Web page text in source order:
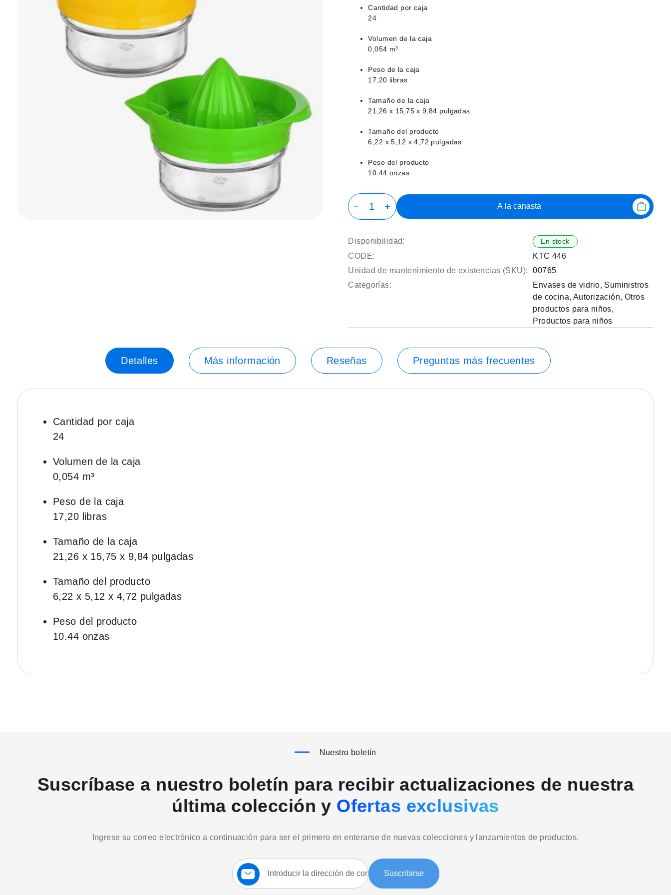
Cantidad por caja
24
Volumen de la caja
0,054 m³
Peso de la caja
17,20 libras
Tamaño de la caja
21,26 x 15,75 x 9,84 pulgadas
Tamaño del producto
6,22 x 5,12 x 4,72 pulgadas
Peso del producto
10.44 onzas
A la canasta
Disponibilidad: En stock
CODE:
KTC 446
Unidad de mantenimiento de existencias (SKU):
00765
Categorías:
Envases de vidrio, Suministros
de cocina,Autorización, Otros
productos para niños,
Productos para niños
Detalles Más información Reseñas Preguntas más frecuentes
Cantidad por caja
24
Volumen de la caja
0,054 m³
Peso de la caja
17,20 libras
Tamaño de la caja
21,26 x 15,75 x 9,84 pulgadas
Tamaño del producto
6,22 x 5,12 x 4,72 pulgadas
Peso del producto
10.44 onzas
Nuestro boletín
Suscríbase a nuestro boletín para recibir actualizaciones de nuestra
última colección y Ofertas exclusivas
Ingrese su correo electrónico a continuación para ser el primero en enterarse de nuevas colecciones y lanzamientos de productos.
Suscríbase
a
nuestro
Suscribirse